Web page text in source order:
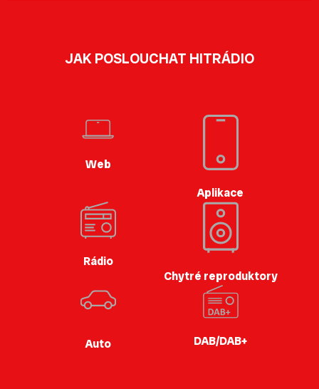
JAK POSLOUCHAT HITRÁDIO
Web
Aplikace
Rádio
Chytré reproduktory
Auto DAB/DAB+